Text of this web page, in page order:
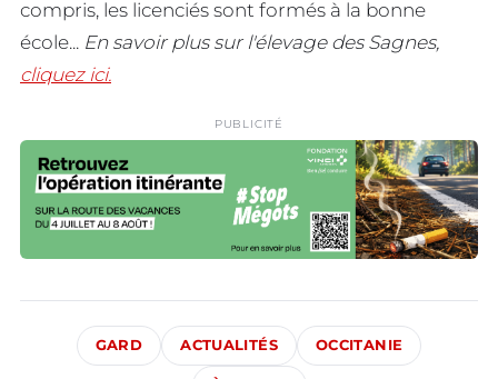
compris, les licenciés sont formés à la bonne
école... En savoir plus sur l'élevage des Sagnes,
cliquez ici.
PUBLICITÉ
GARD ACTUALITÉS OCCITANIE